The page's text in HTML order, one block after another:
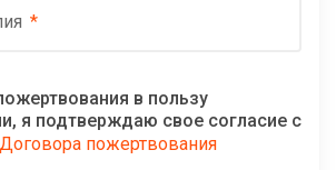
в пользу
я подтверждаю свое согласие с
Договора пожертвования